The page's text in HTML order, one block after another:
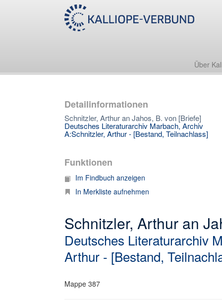
Über
Detailinformationen
Schnitzler, Arthur an Jahos, B. von [Briefe]
Deutsches Literaturarchiv Marbach, Archiv
A:Schnitzler, Arthur - [Bestand, Teilnachlass]
Funktionen
Im Findbuch anzeigen
In Merkliste aufnehmen
Schnitzler, Arthur an
Deutsches Literaturarchiv
Arthur - [Bestand,
Mappe 387